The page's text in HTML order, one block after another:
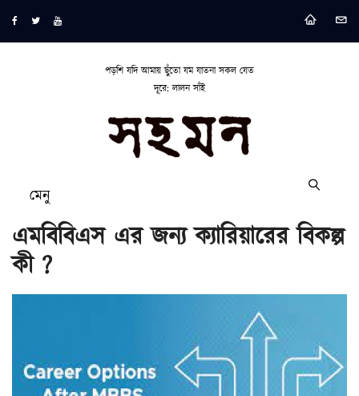
পড়শি যদি আমায় ছুঁতো যম যাতনা সকল যেত
দূরে: লালন সাঁই
মেনু
এমবিবিএস এর জন্য ক্যারিয়ারের বিকল্প
কী ?